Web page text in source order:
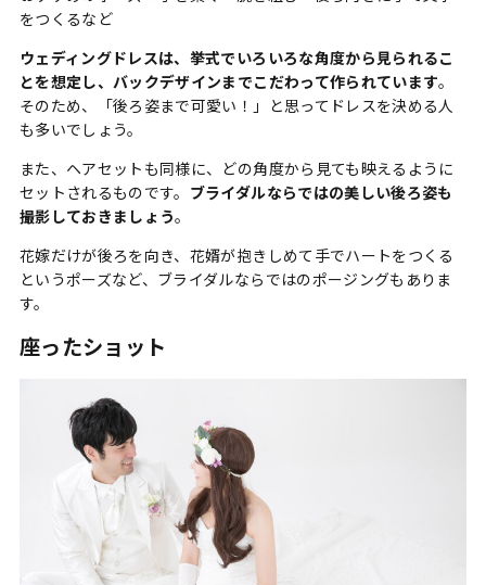
をつくるなど
ウェディングドレスは、挙式でいろいろな角度から見られるこ
とを想定し、バックデザインまでこだわって作られています。
そのため、「後ろ姿まで可愛い！」と思ってドレスを決める人
も多いでしょう。
また、ヘアセットも同様に、どの角度から見ても映えるように
セットされるものです。 ブライダルならではの美しい後ろ姿も
撮影しておきましょう。
花嫁だけが後ろを向き、花婿が抱きしめて手でハートをつくる
というポーズなど、ブライダルならではのポージングもありま
す。
座ったショット